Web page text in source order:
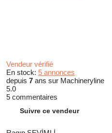
Vendeur vérifié
En stock: 5 annonces
depuis 7 ans sur Machineryline
5.0
5 commentaires
Suivre ce vendeur